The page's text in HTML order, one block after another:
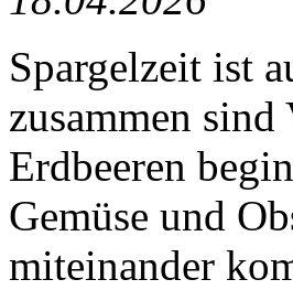
Spargelzeit ist
zusammen
Erdbeeren
Gemüse und
miteinander